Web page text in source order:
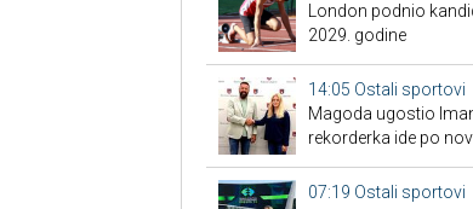
London podnio
2029. godine
14:05 Ostali sportovi
Magoda ugostio
rekorderka ide po
07:19 Ostali sportovi